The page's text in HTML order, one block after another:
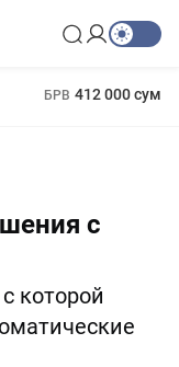
БРВ 412 000 сум
с
которой